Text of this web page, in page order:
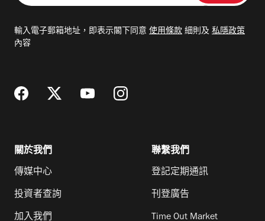
郵
輸入電子郵箱地址，即表示閣下同意 使用條款 細則及 私隱政策
內容
關於我們
傳媒中心
投資者查詢
加入我們
聯繫我們
登記定期通訊
刊登廣告
Time Out Market